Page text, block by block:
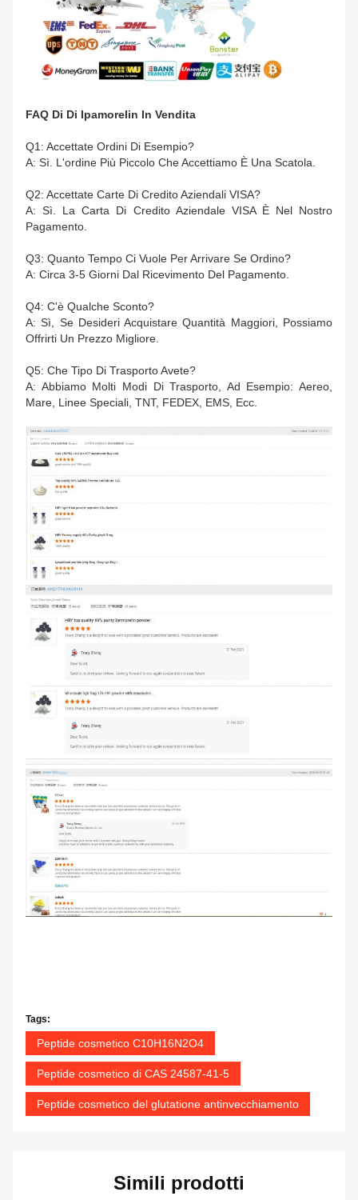
FAQ Di Di Ipamorelin In Vendita
Q1: Accettate Ordini Di Esempio?
A: Sì. L'ordine Più Piccolo Che Accettiamo È Una Scatola.
Q2: Accettate Carte Di Credito Aziendali VISA?
A: Sì. La Carta Di Credito Aziendale VISA È Nel Nostro
Pagamento.
Q3: Quanto Tempo Ci Vuole Per Arrivare Se Ordino?
A: Circa 3-5 Giorni Dal Ricevimento Del Pagamento.
Q4: C'è Qualche Sconto?
A: Sì, Se Desideri Acquistare Quantità Maggiori, Possiamo
Offrirti Un Prezzo Migliore.
Q5: Che Tipo Di Trasporto Avete?
A: Abbiamo Molti Modi Di Trasporto, Ad Esempio: Aereo,
Mare, Linee Speciali, TNT, FEDEX, EMS, Ecc.
Tags:
Peptide cosmetico C10H16N2O4
Peptide cosmetico di CAS 24587-41-5
Peptide cosmetico del glutatione antinvecchiamento
Simili prodotti